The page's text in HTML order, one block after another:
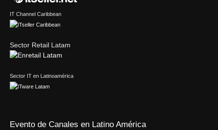
IT Channel Caribbean
Sector Retail Latam
Sector IT en Latinoamérica
Evento de Canales en Latino América